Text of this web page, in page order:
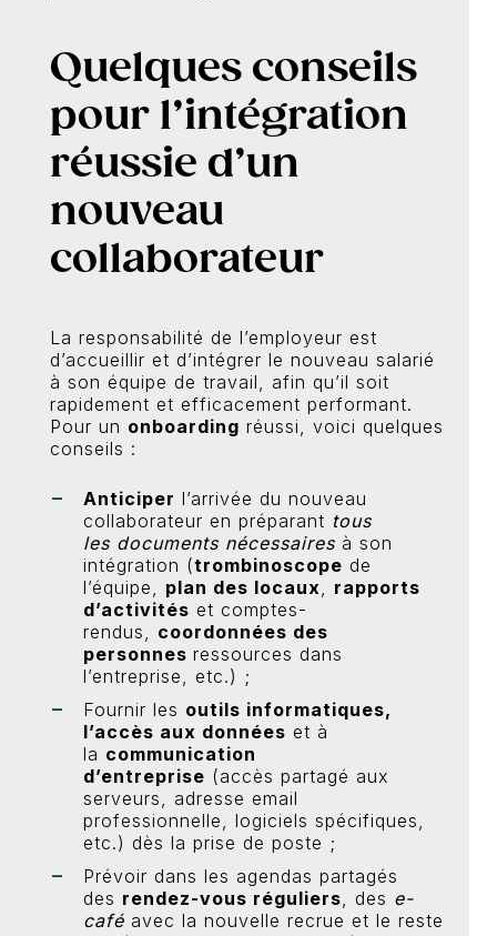
Quelques conseils
pour l’intégration
réussie d’un
nouveau
collaborateur
La responsabilité de l’employeur est
d’accueillir et d’intégrer le nouveau salarié
à son équipe de travail, afin qu’il soit
rapidement et efficacement performant.
Pour un onboarding réussi, voici quelques
conseils :
Anticiper l’arrivée du nouveau
collaborateur en préparant tous
les documents nécessaires à son
intégration (trombinoscope de
l’équipe, plan des locaux, rapports
d’activités et comptes-
rendus, coordonnées des
personnes ressources dans
l’entreprise, etc.) ;
Fournir les outils informatiques,
l’accès aux données et à
la communication
d’entreprise (accès partagé aux
serveurs, adresse email
professionnelle, logiciels spécifiques,
etc.) dès la prise de poste ;
Prévoir dans les agendas partagés
des rendez-vous réguliers, des e-
café avec la nouvelle recrue et le reste